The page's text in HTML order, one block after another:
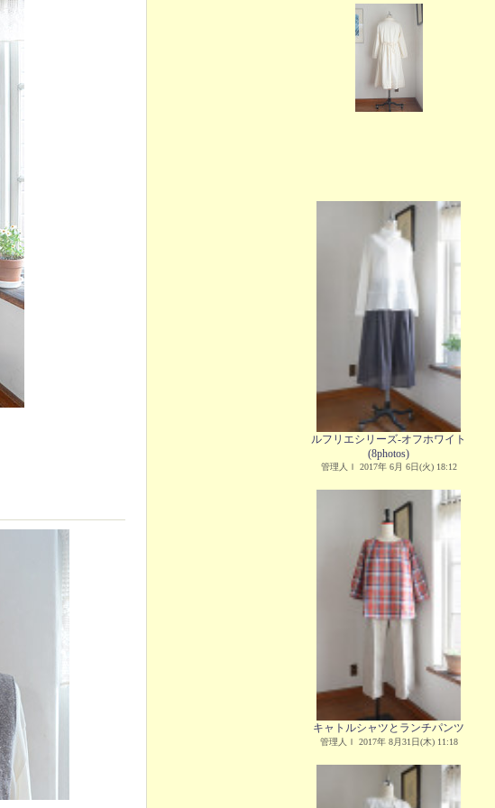
ルフリエシリーズ-オフホワイト
(8photos)
管理人Ｉ 2017年 6月 6日(火) 18:12
キャトルシャツとランチパンツ
管理人Ｉ 2017年 8月31日(木) 11:18